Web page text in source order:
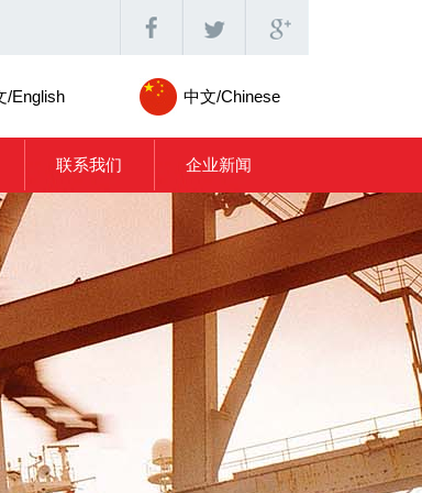
中文/Chinese
/English
联系我们 企业新闻